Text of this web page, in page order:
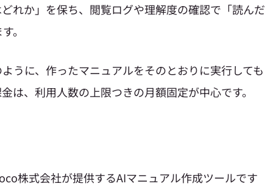
れか」を保ち、閲覧ログや理解度の確認で「読んだ
。
うに、作ったマニュアルをそのとおりに実行しても
は、利用人数の上限つきの月額固定が中心です。
株式会社が提供するAIマニュアル作成ツールです